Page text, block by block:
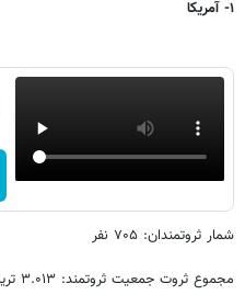
۱- آمریکا
شمار ثروتمندان: ۷۰۵ نفر
مجموع ثروت جمعیت ثروتمند: ۳.۰۱۳ تریلیون دلار